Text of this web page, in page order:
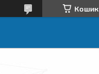
Кошик